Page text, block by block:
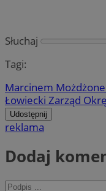
Słuchaj
Tagi:
Marcinem
Łowiecki Zarząd
Udostępnij
reklama
Dodaj